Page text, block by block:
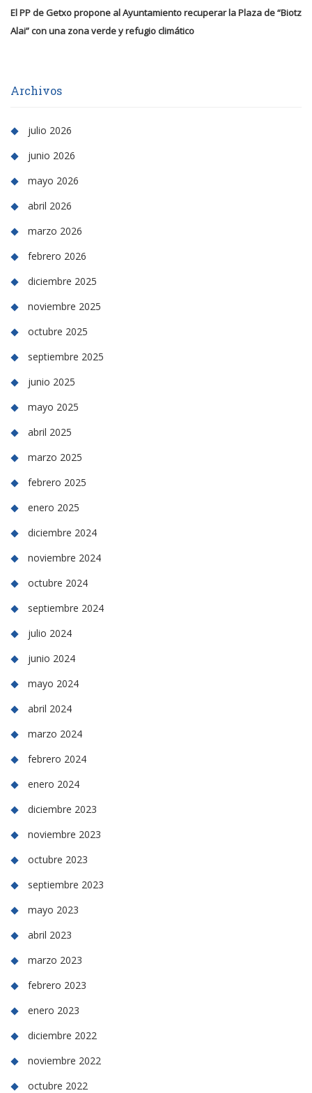
El PP de Getxo propone al Ayuntamiento recuperar la Plaza de “Biotz
Alai” con una zona verde y refugio climático
Archivos
julio 2026
junio 2026
mayo 2026
abril 2026
marzo 2026
febrero 2026
diciembre 2025
noviembre 2025
octubre 2025
septiembre 2025
junio 2025
mayo 2025
abril 2025
marzo 2025
febrero 2025
enero 2025
diciembre 2024
noviembre 2024
octubre 2024
septiembre 2024
julio 2024
junio 2024
mayo 2024
abril 2024
marzo 2024
febrero 2024
enero 2024
diciembre 2023
noviembre 2023
octubre 2023
septiembre 2023
mayo 2023
abril 2023
marzo 2023
febrero 2023
enero 2023
diciembre 2022
noviembre 2022
octubre 2022